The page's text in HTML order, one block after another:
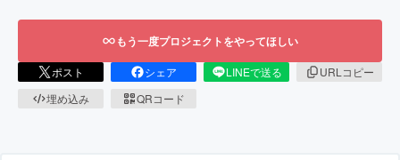
もう一度プロジェクトをやってほしい
ポスト シェア LINEで送る
URLコピー
埋め込み
QRコード